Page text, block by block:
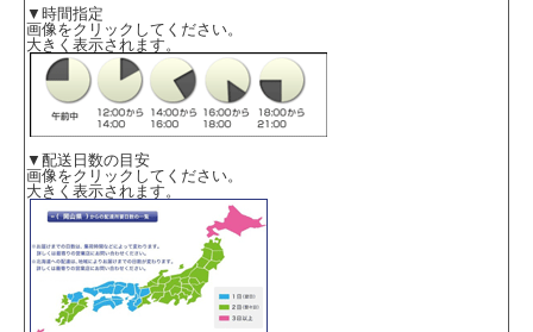
▼時間指定
画像をクリックしてください。
大きく表示されます。
▼配送日数の目安
画像をクリックしてください。
大きく表示されます。